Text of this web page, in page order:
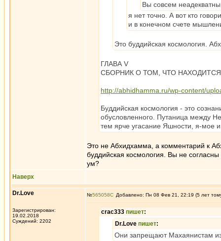
Вы совсем
я нет точно. А вот кто
и в конечном счете
Это буддийская космология.
ГЛАВА V
СБОРНИК О ТОМ, ЧТО
http://abhidhamma.ru/wp-content/
Буддийская космология - это
обусловленного. Путаница между
тем ярче угасание Яшности, я-мое
Это не Абхидхамма, а комментарий к
буддийская космология. Вы не
ум?
Наверх
Dr.Love
Зарегистрирован:
19.02.2018
Суждений: 2202
№565058 Добавлено: Пн 08 Фев 21, 22:19 (5 лет
crac333 пишет:
Dr.Love пишет:
Они запрещают Махаянистам